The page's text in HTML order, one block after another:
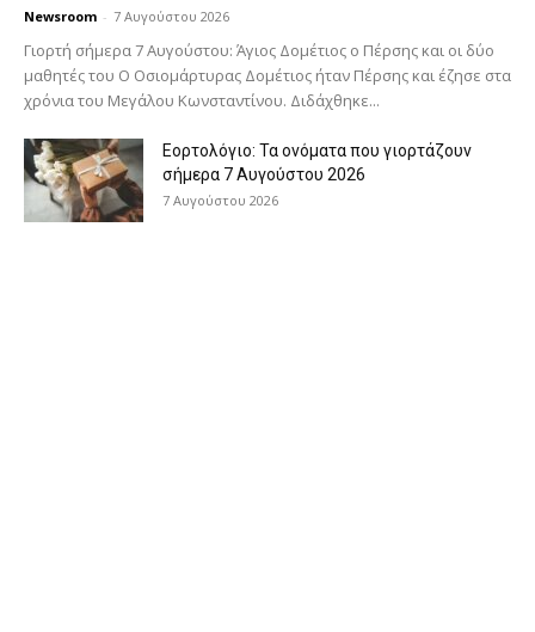
Newsroom - 7 Αυγούστου 2026
Γιορτή σήμερα 7 Αυγούστου: Άγιος Δομέτιος ο Πέρσης και οι δύο
μαθητές του Ο Oσιομάρτυρας Δομέτιος ήταν Πέρσης και έζησε στα
χρόνια του Μεγάλου Κωνσταντίνου. Διδάχθηκε...
Εορτολόγιο: Τα ονόματα που γιορτάζουν
σήμερα 7 Αυγούστου 2026
7 Αυγούστου 2026